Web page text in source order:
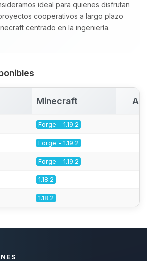
ideal para quienes disfrutan
cooperativos a largo plazo
centrado en la ingeniería.
Minecraft
Forge - 1.19.2
Forge - 1.19.2
Forge - 1.19.2
1.18.2
1.18.2